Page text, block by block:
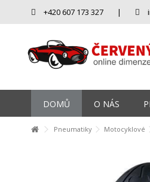
+420 607 173 327 |
DOMŮ O NÁS
Pneumatiky Motocyklové